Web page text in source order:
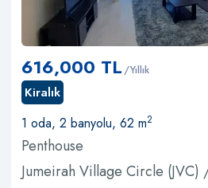
616,000 TL /Yıllık
Kiralık
1 oda, 2 banyolu, 62 m2
Penthouse
Jumeirah Village Circle (JVC)